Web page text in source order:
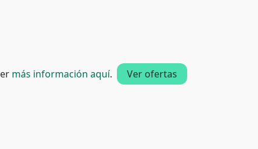
más información aquí. Ver ofertas